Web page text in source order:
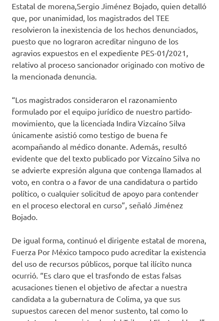
Estatal de morena,Sergio Jiménez Bojado, quien detalló
que, por unanimidad, los magistrados del TEE
resolvieron la inexistencia de los hechos denunciados,
puesto que no lograron acreditar ninguno de los
agravios expuestos en el expediente PES-01/2021,
relativo al proceso sancionador originado con motivo de
la mencionada denuncia.
“Los magistrados consideraron el razonamiento
formulado por el equipo jurídico de nuestro partido-
movimiento, que la licenciada Indira Vizcaíno Silva
únicamente asistió como testigo de buena fe
acompañando al médico donante. Además, resultó
evidente que del texto publicado por Vizcaíno Silva no
se advierte expresión alguna que contenga llamados al
voto, en contra o a favor de una candidatura o partido
político, o cualquier solicitud de apoyo para contender
en el proceso electoral en curso”, señaló Jiménez
Bojado.
De igual forma, continuó el dirigente estatal de morena,
Fuerza Por México tampoco pudo acreditar la existencia
del uso de recursos públicos, porque tal ilícito nunca
ocurrió. “Es claro que el trasfondo de estas falsas
acusaciones tienen el objetivo de afectar a nuestra
candidata a la gubernatura de Colima, ya que sus
supuestos carecen del menor sustento, tal como lo